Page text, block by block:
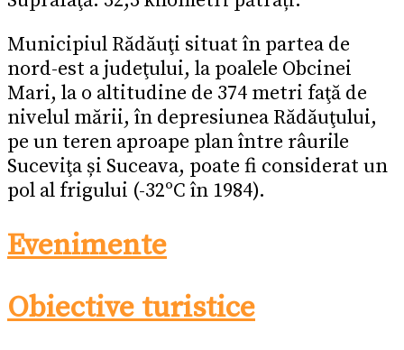
Municipiul Rădăuţi situat în partea de
nord-est a judeţului, la poalele Obcinei
Mari, la o altitudine de 374 metri faţă de
nivelul mării, în depresiunea Rădăuţului,
pe un teren aproape plan între râurile
Suceviţa și Suceava, poate fi considerat un
pol al frigului (-32ºC în 1984).
Evenimente
Obiective turistice